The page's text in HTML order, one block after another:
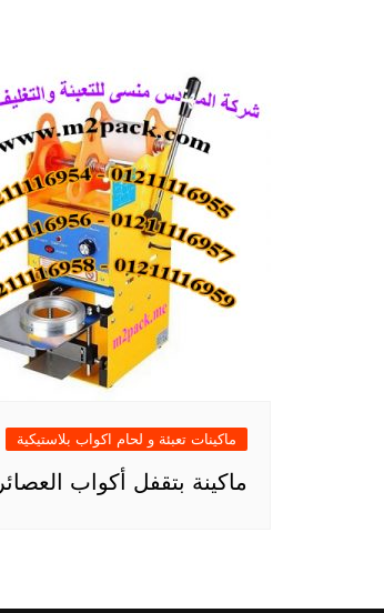
ماكينات تعبئة و لحام اكواب بلاستيكية
ماكينة بتقفل أكواب العصائر